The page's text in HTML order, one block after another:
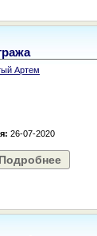
Артем
26-07-2020
Подробнее